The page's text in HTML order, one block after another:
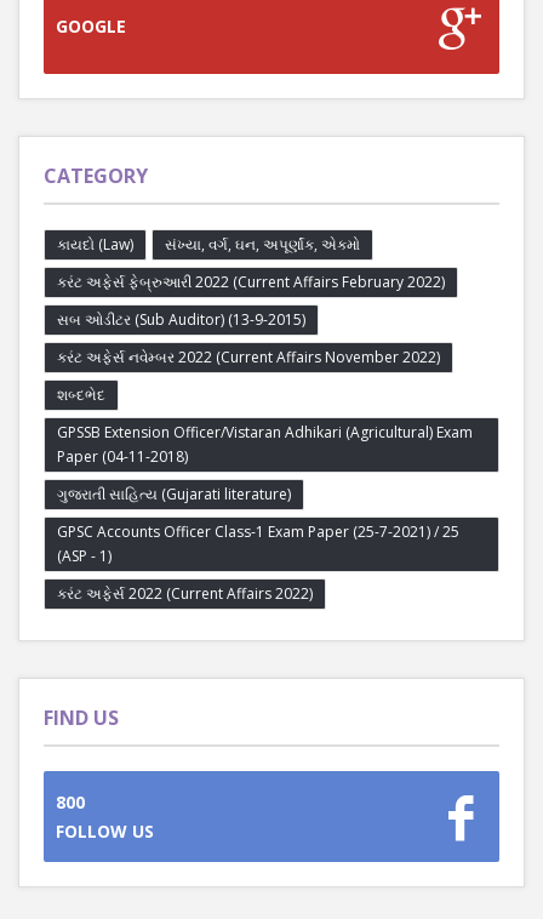
GOOGLE
CATEGORY
કાયદો (Law)
સંખ્યા, વર્ગ, ઘન, અપૂર્ણાંક, એકમો
કરંટ અફેર્સ ફેબ્રુઆરી 2022 (Current Affairs February 2022)
સબ ઓડીટર (Sub Auditor) (13-9-2015)
કરંટ અફેર્સ નવેમ્બર 2022 (Current Affairs November 2022)
શબ્દભેદ
GPSSB Extension Officer/Vistaran Adhikari (Agricultural) Exam
Paper (04-11-2018)
ગુજરાતી સાહિત્ય (Gujarati literature)
GPSC Accounts Officer Class-1 Exam Paper (25-7-2021) / 25
(ASP - 1)
કરંટ અફેર્સ 2022 (Current Affairs 2022)
FIND US
800
FOLLOW US